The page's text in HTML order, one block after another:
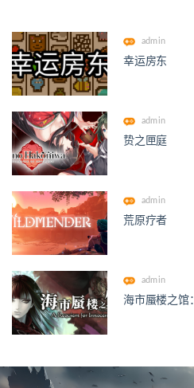
admin
幸运房东
admin
贽之匣庭
admin
荒原疗者
admin
海市蜃楼之馆